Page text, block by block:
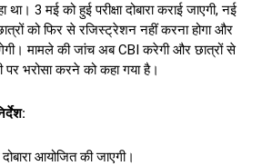
था। 3 मई को हुई परीक्षा दोबारा कराई जाएगी, नई
को फिर से रजिस्ट्रेशन नहीं करना होगा और
मामले की जांच अब CBI करेगी और छात्रों से
भरोसा करने को कहा गया है।
आयोजित की जाएगी।